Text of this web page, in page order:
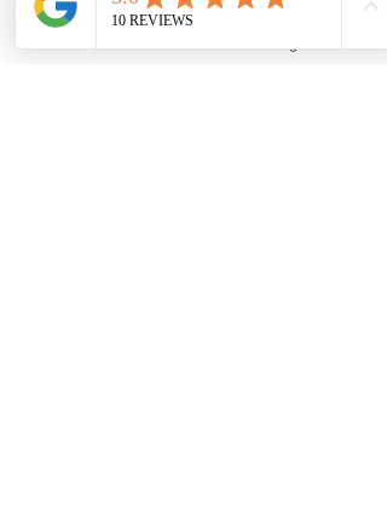
competição, rapidez ou flexibilidade, mas